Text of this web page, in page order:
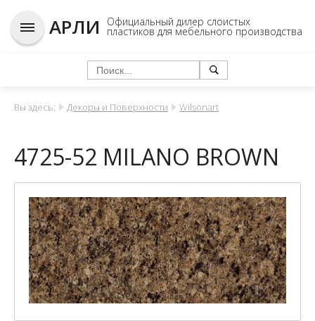
АРЛИ Официальный дилер слоистых
пластиков для мебельного производства
Вы здесь: Декоры и Поверхности Wilsonart
4725-52 MILANO BROWN